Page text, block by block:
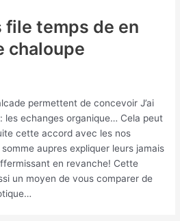
file temps de en
chaloupe
permettent de concevoir J’ai
les echanges organique… Cela peut
cette accord avec les nos
aupres expliquer leurs jamais
en revanche! Cette
un moyen de vous comparer de